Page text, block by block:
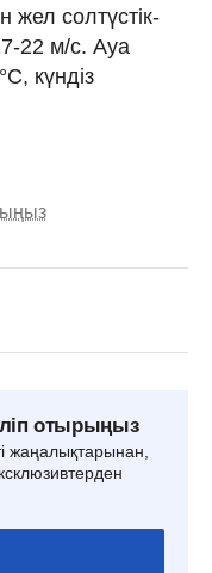
солтүстік-
22 м/с. Ауа
күндіз
отырыңыз
жаңалықтарынан,